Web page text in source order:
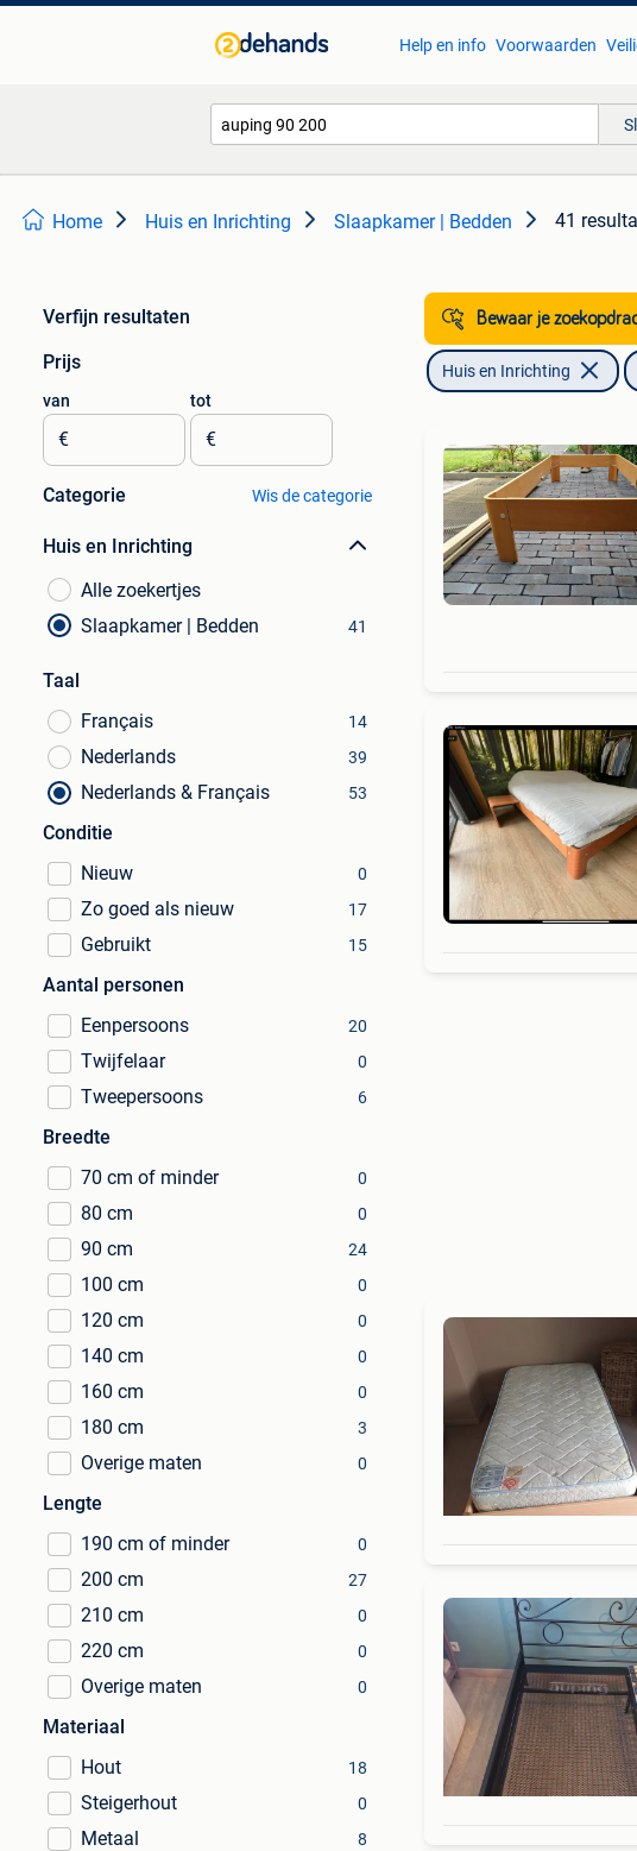
Help en info Voorwaarden
Home Huis en Inrichting Slaapkamer | Bedden 41
Verfijn resultaten
Prijs
van
€
tot
€
Categorie Wis de categorie
Huis en Inrichting
Alle zoekertjes
Slaapkamer | Bedden
41
Taal
Français
14
Nederlands 39
Nederlands & Français 53
Conditie
Nieuw
0
Zo goed als nieuw 17
Gebruikt 15
Aantal personen
Eenpersoons
20
Twijfelaar 0
Tweepersoons 6
Breedte
70 cm of minder
0
80 cm 0
90 cm 24
100 cm 0
120 cm 0
140 cm 0
160 cm 0
180 cm 3
Overige maten 0
Lengte
190 cm of minder
0
200 cm 27
210 cm 0
220 cm 0
Overige maten 0
Materiaal
Hout
18
Steigerhout 0
Metaal 8
Bewaar je
Huis en Inrichting